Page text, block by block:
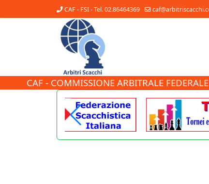
CAF - FSI - Tel. 02.86464369
CAF - COMMISSIONE ARBITRALE